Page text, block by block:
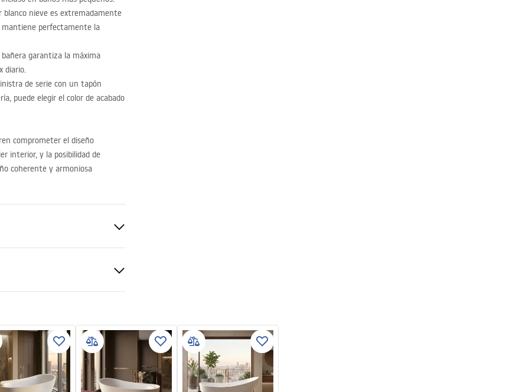
blanco nieve es extremadamente
mantiene perfectamente la
garantiza la máxima
diario.
de serie con un tapón
puede elegir el color de acabado
comprometer el diseño
interior, y la posibilidad de
coherente y armoniosa